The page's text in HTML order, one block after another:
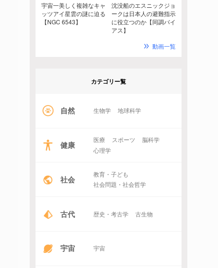
宇宙一美しく複雑なキャ
ッツアイ星雲の謎に迫る
【NGC 6543】
沈没船のエスニックジョ
ークは日本人の避難指示
に役立つのか【同調バイ
アス】
動画一覧
カテゴリー覧
自然 生物学 地球科学
健康 医療 スポーツ
脳科学
心理学
社会
教育・子ども
社会問題・社会哲学
古代 歴史・考古学 古生物
宇宙 宇宙